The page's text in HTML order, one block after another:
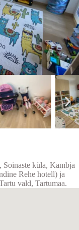
Soinaste küla, Kambja
Rehe hotell) ja
vald, Tartumaa.